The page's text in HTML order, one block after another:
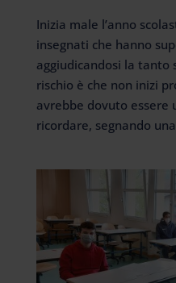
Inizia male l’anno
insegnati che hanno
aggiudicandosi la tanto
rischio è che non inizi
avrebbe dovuto essere
ricordare, segnando